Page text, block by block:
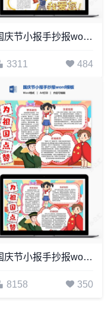
国庆节小报手抄报word模板(34)
3311 484
国庆节小报手抄报word模板(4)
8158 350